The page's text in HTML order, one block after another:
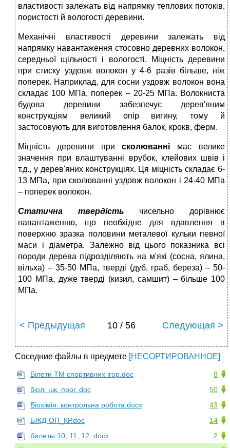
властивості залежать від напрямку теплових потоків,
пористості й вологості деревини.
Механічні властивості деревини залежать від
напрямку навантаження стосовно деревних волокон,
середньої щільності і вологості. Міцність деревини
при стиску уздовж волокон у 4-6 разів більше, ніж
поперек. Наприклад, для сосни уздовж волокон вона
складає 100 МПа, поперек – 20-25 МПа. Волокниста
будова деревини забезпечує дерев'яним
конструкціям великий опір вигину, тому й
застосовують для виготовлення балок, крокв, ферм.
Міцність деревини присколюванні має велике
значення при влаштуванні врубок, клейових швів і
т.д., у дерев'яних конструкціях. Ця міцність складає 6-
13 МПа, при сколюванні уздовж волокон і 24-40 МПа
– поперек волокон.
Статична твердість чисельно дорівнює
навантаженню, що необхідне для вдавлення в
поверхню зразка половини металевої кульки певної
маси і діаметра. Залежно від цього показника всі
породи дерева підрозділяють на м'які (сосна, ялина,
вільха) – 35-50 МПа, тверді (дуб, граб, береза) – 50-
100 МПа, дуже тверді (кизил, самшит) – більше 100
МПа.
< Предыдущая 10 / 56 Следующая >
Соседние файлы в предмете [НЕСОРТИРОВАННОЕ]
8
Білети ТМ спортивних ігор.doc
50
біол. шк. прог..doc
43
Біохімія. контрольна робота.docx
14
БЖД-ОП_КР.doc
2
билеты 10, 11, 12..docx